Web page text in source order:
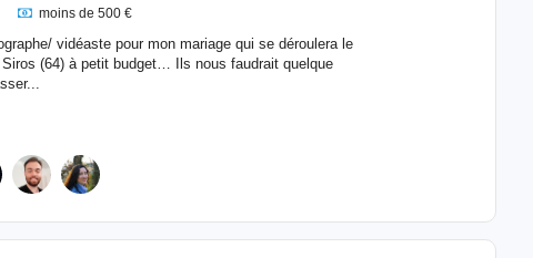
moins de 500 €
vidéaste pour mon mariage qui se déroulera le
(64) à petit budget… Ils nous faudrait quelque